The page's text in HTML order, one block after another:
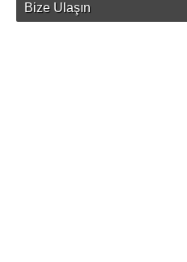
Bize Ulaşın